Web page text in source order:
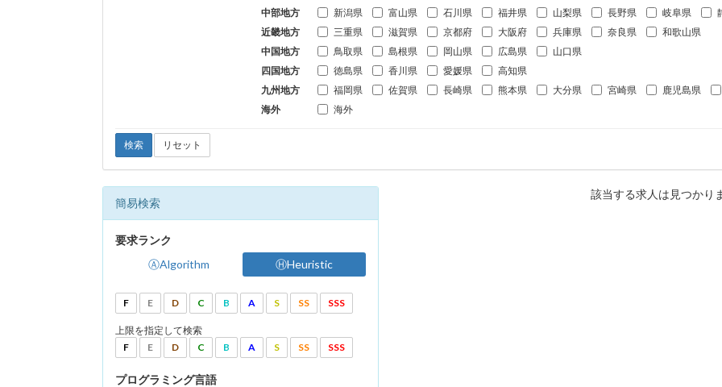
中部地方
新潟県 富山県 石川県 福井県 山梨県 長野県 岐阜県
近畿地方
三重県 滋賀県 京都府 大阪府 兵庫県 奈良県
和歌山県
中国地方
鳥取県 島根県 岡山県 広島県
山口県
四国地方
徳島県 香川県 愛媛県
高知県
九州地方
福岡県 佐賀県 長崎県 熊本県 大分県 宮崎県 鹿児島県
海外
海外
検索 リセット
簡易検索
要求ランク
ⒶAlgorithm
ⒽHeuristic
F E D C B A S SS SSS
上限を指定して検索
F
E D C B A S SS SSS
プログラミング言語
該当する求人は見つかり